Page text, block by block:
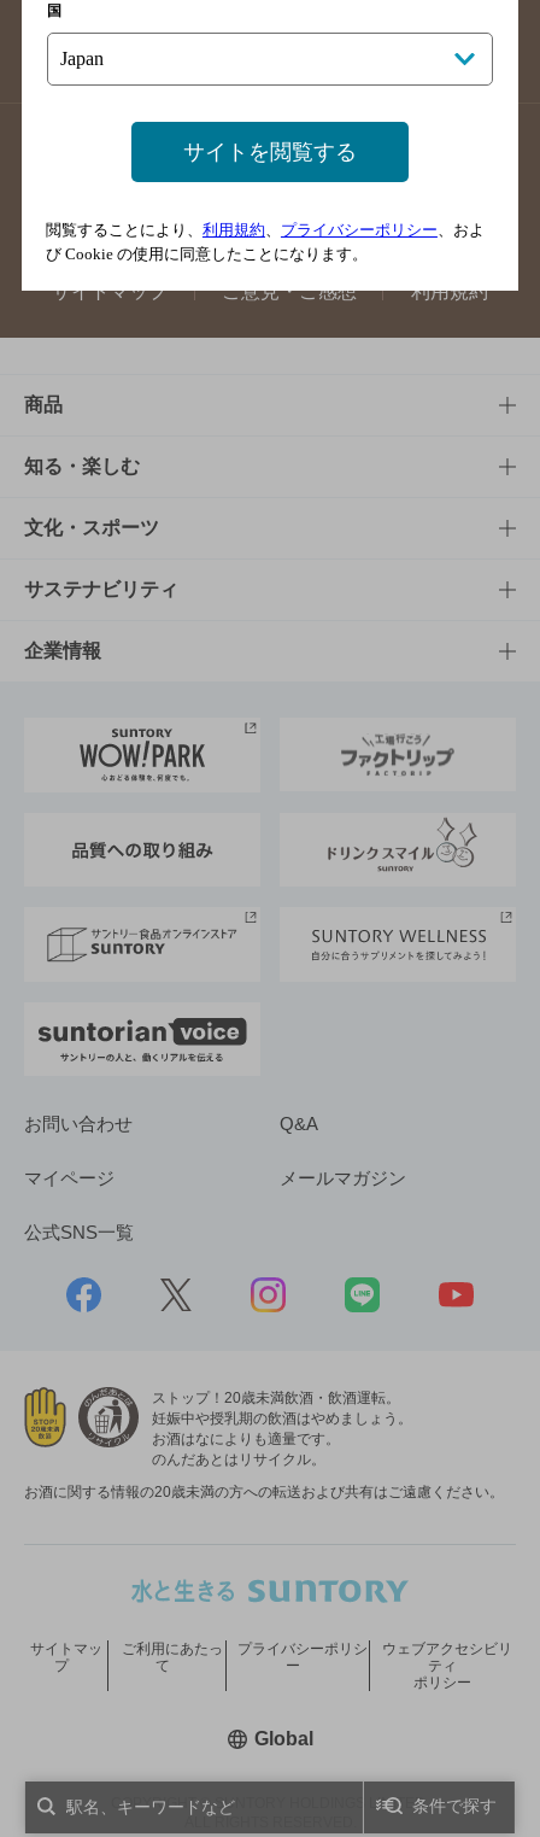
店舗登録方法のご案内
店舗情報更新方法のご案内
掲載店舗様ログイン
サイトマップ ご意見・ご感想 利用規約
条件で探す
商品
商品TOP
商品一覧
商品発売情報
栄養成分一覧
知る・楽しむ
知る・楽しむTOP
キャンペーン
工場見学
地域情報
文化・スポーツ
文化・スポーツTOP
サントリーホール
サントリーサンバーズ大阪
サステナビリティ
サステナビリティTOP
サントリーが考えるサステナビリティ経営
企業情報
企業概要
採用情報
お問い合わせ Q&A
マイページ メールマガジン
公式SNS一覧
ストップ！20歳未満飲酒・飲酒運転。
妊娠中や授乳期の飲酒はやめましょう。
お酒はなによりも適量です。
のんだあとはリサイクル。
お酒に関する情報の20歳未満の方への転送および共有はご遠慮ください。
COPYRIGHT © SUNTORY HOLDINGS LIMITED.
サイトマッ
プ
ご利用にあたっ
て
プライバシーポリシ
ー
ウェブアクセシビリ
ティ
ポリシー
Global新しいウィンドウで開く
国
サイトを閲覧する
閲覧することにより、 利用規約 プライバシーポリシー 、およ
び Cookie の使用に同意したことになります。